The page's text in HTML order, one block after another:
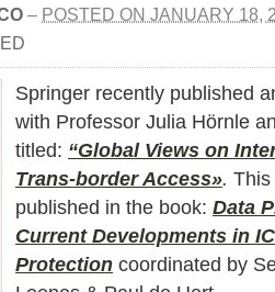
– POSTED ON JANUARY 18,
Springer recently published
with Professor Julia Hörnle
titled: “Global Views on
Trans-border Access». This
published in the book: Data
Current Developments in
Protection coordinated by